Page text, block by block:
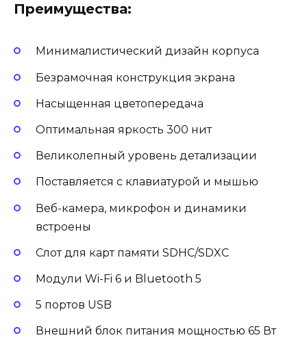
Преимущества:
Минималистический дизайн корпуса
Безрамочная конструкция экрана
Насыщенная цветопередача
Оптимальная яркость 300 нит
Великолепный уровень детализации
Поставляется с клавиатурой и мышью
Веб-камера, микрофон и динамики
встроены
Слот для карт памяти SDHC/SDXC
Модули Wi-Fi 6 и Bluetooth 5
5 портов USB
Внешний блок питания мощностью 65 Вт